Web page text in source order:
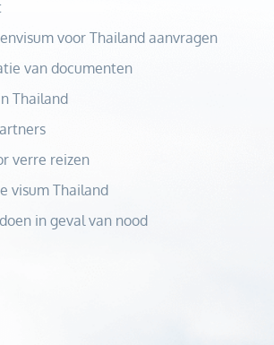
voor Thailand aanvragen
van documenten
Thailand
verre reizen
visum Thailand
in geval van nood